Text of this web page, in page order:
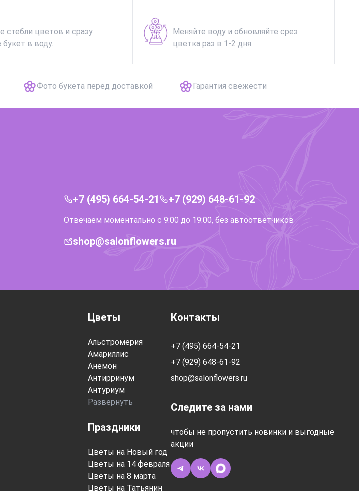
стебли цветов и сразу
букет в воду.
Меняйте воду и обновляйте срез
цветка раз в 1-2 дня.
Фото букета перед доставкой Гарантия свежести
+7 (495) 664-54-21 +7 (929) 648-61-92
Отвечаем моментально с 9:00 до 19:00, без автоответчиков
shop@salonflowers.ru
Цветы
Альстромерия
Амариллис
Анемон
Антирринум
Антуриум
Развернуть
Праздники
Цветы на Новый год
Цветы на 14 февраля
Цветы на 8 марта
Цветы на Татьянин
Контакты
+7 (495) 664-54-21
+7 (929) 648-61-92
shop@salonflowers.ru
Следите за нами
чтобы не пропустить новинки и выгодные
акции